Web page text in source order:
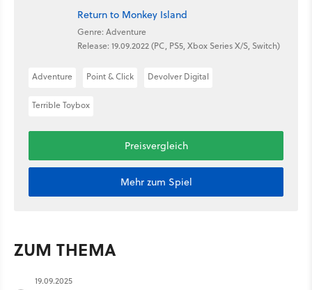
Return to Monkey Island
Genre: Adventure
Release: 19.09.2022 (PC, PS5, Xbox Series X/S, Switch)
Adventure Point & Click Devolver Digital
Terrible Toybox
Preisvergleich
Mehr zum Spiel
ZUM THEMA
19.09.2025